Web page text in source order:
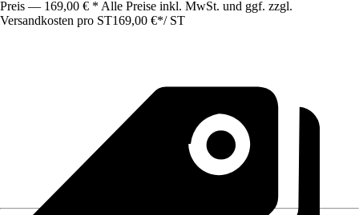
Preis — 169,00 € * Alle Preise inkl. MwSt. und ggf. zzgl.
Versandkosten pro ST169,00 €*/ ST